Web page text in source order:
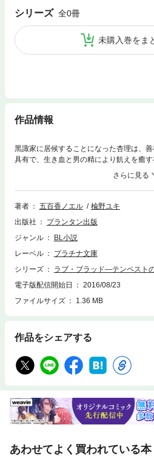
シリーズ 全0冊
未購入巻をま
作品情報
黑諏家に居候することになった杏理は、
具有で、生き血と男の精により飢えを癒
ラクを征する使命をおび、狙われやすい
を守るためにやって来たのだ。だが、月
める。長男イシュトに体の秘密を知られ
れず……。
著者 五百香ノエル
楡野ユキ
出版社
プランタン出版
ジャンル
BL小説
レーベル
プラチナ文庫
シリーズ
ラブ・ブラッド―テンペスト
電子版配信開始日
2016/08/23
ファイルサイズ
1.36 MB
作品をシェアする
あわせてよく買われている本